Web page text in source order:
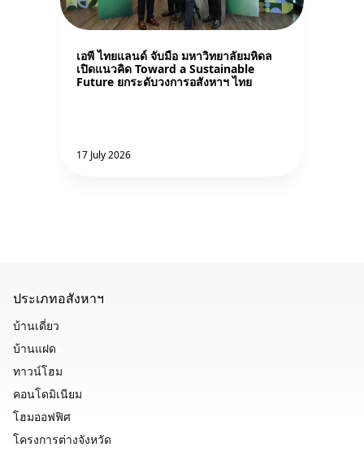
เอพี ไทยแลนด์ จับมือ มหาวิทยาลัยมหิดล
เปิดแนวคิด Toward a Sustainable
Future ยกระดับวงการอสังหาฯ ไทย
17 July 2026
ประเภทอสังหาฯ
บ้านเดี่ยว
บ้านแฝด
ทาวน์โฮม
คอนโดมิเนียม
โฮมออฟฟิศ
โครงการต่างจังหวัด